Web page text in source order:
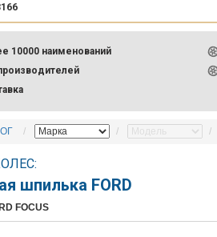
10000 наименований
шпилька FORD
FOCUS